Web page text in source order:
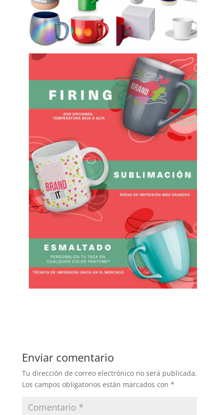
Enviar comentario
Tu dirección de correo electrónico no será publicada.
Los campos obligatorios están marcados con *